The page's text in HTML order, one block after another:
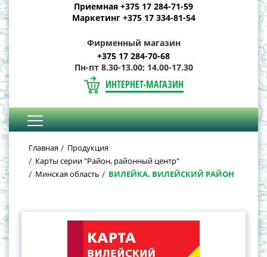
Приемная +375 17 284-71-59
Маркетинг +375 17 334-81-54
Фирменный магазин
+375 17 284-70-68
Пн-пт 8.30-13.00; 14.00-17.30
ИНТЕРНЕТ-МАГАЗИН
Главная
Продукция
Карты серии "Район, районный центр"
Минская область
ВИЛЕЙКА. ВИЛЕЙСКИЙ РАЙОН